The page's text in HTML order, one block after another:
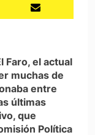
Faro, el actual
muchas de
entre
últimas
que
Política